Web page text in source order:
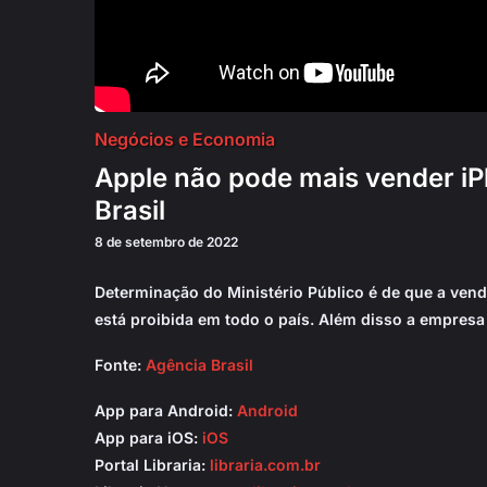
Negócios e Economia
Apple não pode mais vender
Brasil
8 de setembro de 2022
Determinação do Ministério Público é de que a
está proibida em todo o país. Além disso a
Fonte: Agência Brasil
App para Android: Android
App para iOS: iOS
Portal Libraria: libraria.com.br